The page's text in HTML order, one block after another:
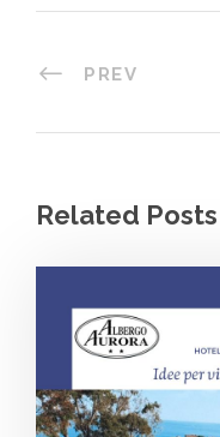
PREV
Related Posts